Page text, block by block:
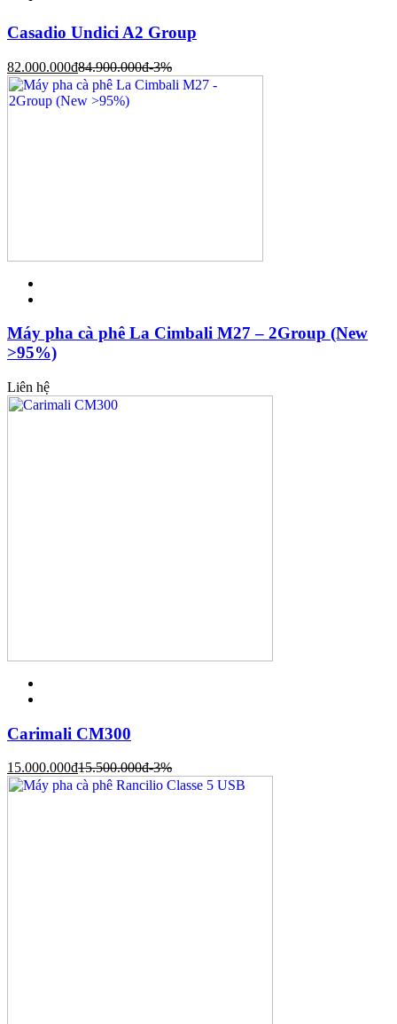
Casadio Undici A2 Group
82.000.000đ84.900.000đ-3%
Máy pha cà phê La Cimbali M27 – 2Group (New
>95%)
Liên hệ
Carimali CM300
15.000.000đ15.500.000đ-3%